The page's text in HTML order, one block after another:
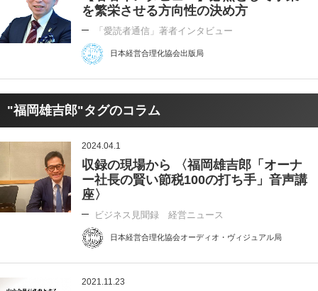
を繁栄させる方向性の決め方
「愛読者通信」著者インタビュー
日本経営合理化協会出版局
"福岡雄吉郎"タグのコラム
2024.04.1
収録の現場から 〈福岡雄吉郎「オーナ
ー社長の賢い節税100の打ち手」音声講
座〉
ビジネス見聞録 経営ニュース
日本経営合理化協会オーディオ・ヴィジュアル局
2021.11.23